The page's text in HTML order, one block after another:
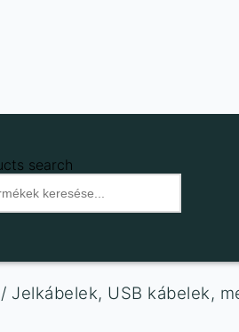
search
/ Jelkábelek, USB kábelek,